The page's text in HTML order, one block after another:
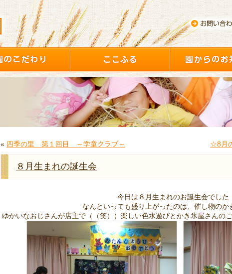
« 四季の里 第１回目 ～学童クラブ～ ☆8月
８月生まれの誕生会
今日は８月生まれのお誕生会でした
なんといっても盛り上がったのは、催し物のか
ゆかいなおじさんが店主で（（笑））楽しい色水遊びとかき氷屋さんの